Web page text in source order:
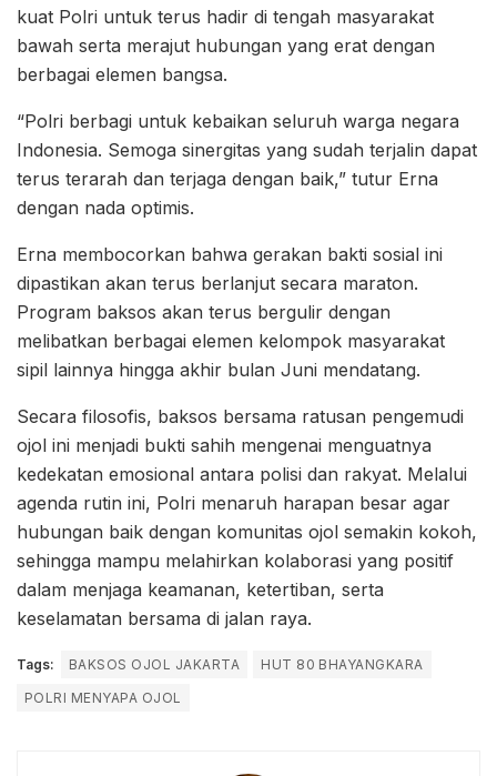
kuat Polri untuk terus hadir di tengah masyarakat
bawah serta merajut hubungan yang erat dengan
berbagai elemen bangsa.
“Polri berbagi untuk kebaikan seluruh warga negara
Indonesia. Semoga sinergitas yang sudah terjalin dapat
terus terarah dan terjaga dengan baik,” tutur Erna
dengan nada optimis.
Erna membocorkan bahwa gerakan bakti sosial ini
dipastikan akan terus berlanjut secara maraton.
Program baksos akan terus bergulir dengan
melibatkan berbagai elemen kelompok masyarakat
sipil lainnya hingga akhir bulan Juni mendatang.
Secara filosofis, baksos bersama ratusan pengemudi
ojol ini menjadi bukti sahih mengenai menguatnya
kedekatan emosional antara polisi dan rakyat. Melalui
agenda rutin ini, Polri menaruh harapan besar agar
hubungan baik dengan komunitas ojol semakin kokoh,
sehingga mampu melahirkan kolaborasi yang positif
dalam menjaga keamanan, ketertiban, serta
keselamatan bersama di jalan raya.
Tags: BAKSOS OJOL JAKARTA
HUT 80 BHAYANGKARA
POLRI MENYAPA OJOL